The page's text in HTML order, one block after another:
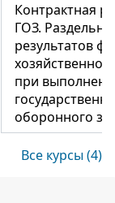
Контрактная
ГОЗ.
результатов
при
оборонного
Все курсы (4)